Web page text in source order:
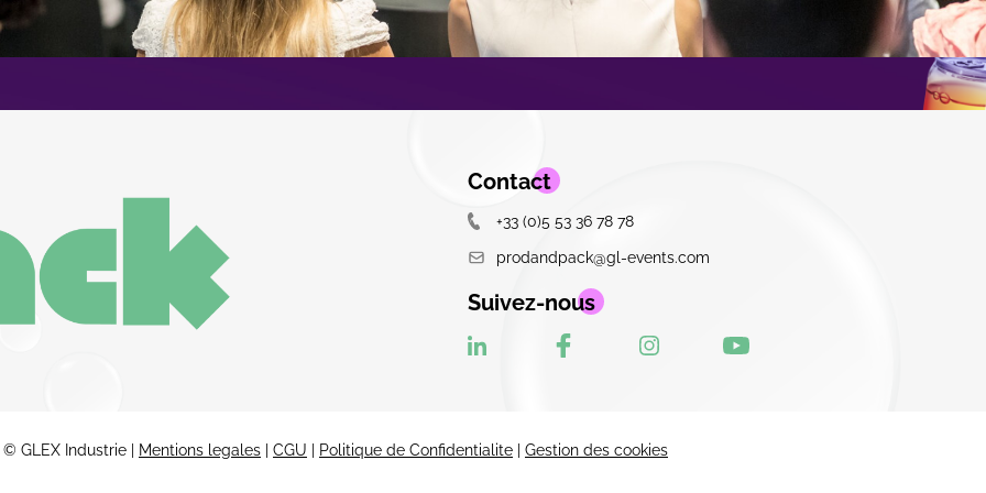
Contact
+33 (0)5 53 36 78 78
prodandpack@gl-events.com
Suivez-nous
GLEX Industrie | Mentions legales | CGU | Politique de Confidentialite | Gestion des cookies